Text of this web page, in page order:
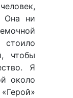
Она ни
чтобы
Я
около